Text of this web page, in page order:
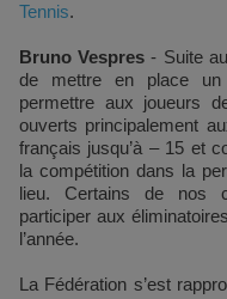
Tennis.
Bruno Vespres- Suite
de mettre en place un
permettre aux joueurs
ouverts principalement
français jusqu’à – 15 et
la compétition dans la
lieu. Certains de nos
participer aux
l’année.
La Fédération s’est